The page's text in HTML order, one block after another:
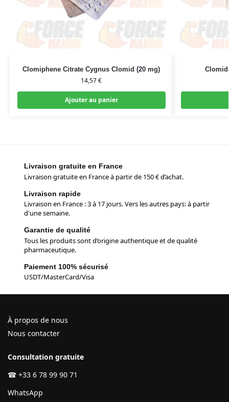
Clomiphene Citrate Cygnus Clomid (20 mg)
14,57€
Ajouter au panier
Clomid
Livraison gratuite en France
Livraison gratuite en France à partir de 150 € d’achat.
Livraison rapide
Livraison en France : 3 à 17 jours. Vers les autres pays: à partir
d'une semaine.
Garantie de qualité
Tous les produits sont d’origine authentique et de qualité
pharmaceutique.
Paiement 100% sécurisé
USDT/MasterCard/Visa
À propos de nous
Nous contacter
Consultation gratuite
☎ +33 6 78 99 90 71
WhatsApp